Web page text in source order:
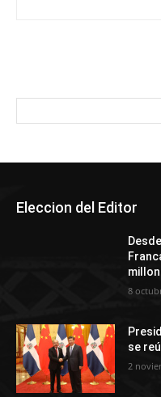
Eleccion del Editor
8
se
2